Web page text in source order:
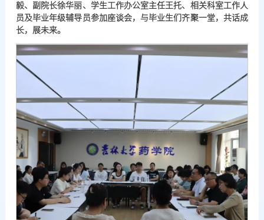
毅、副院长徐华丽、学生工作办公室主任王托、相关科室工作人
员及毕业年级辅导员参加座谈会，与毕业生们齐聚一堂，共话成
长，展未来。